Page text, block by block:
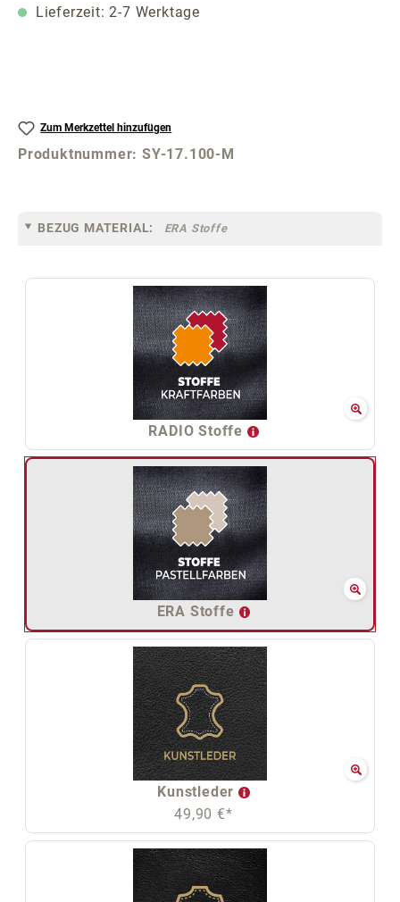
Lieferzeit: 2-7 Werktage
Zum Merkzettel hinzufügen
Produktnummer:SY-17.100-M
BEZUG MATERIAL: ERA Stoffe
RADIO Stoffe
ERA Stoffe
Kunstleder
49,90 €*